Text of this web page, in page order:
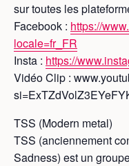
sur toutes les
Facebook : https://
locale=fr_FR
Insta : https://
Vidéo Clip :
TSS (Modern metal)
TSS (anciennement
Sadness) est un